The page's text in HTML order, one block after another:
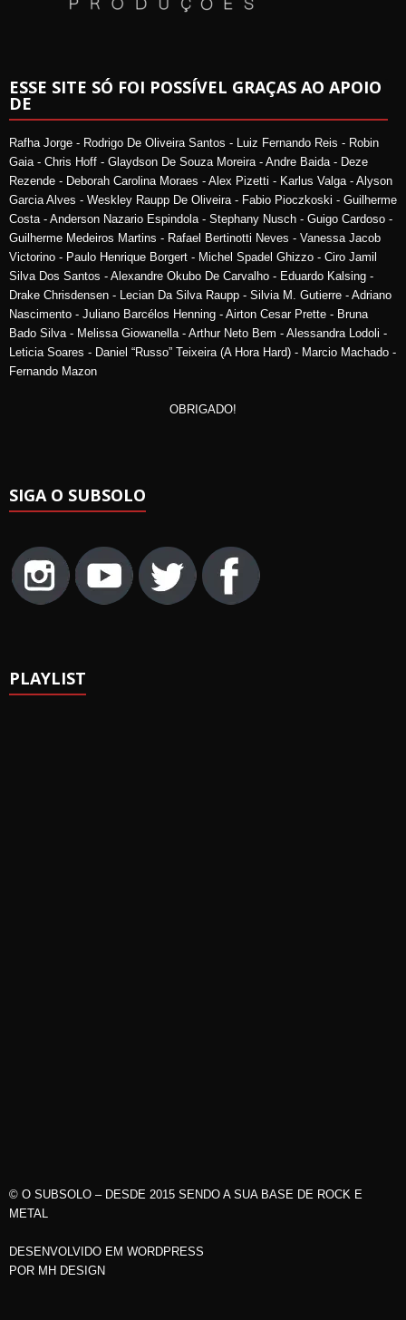
ESSE SITE SÓ FOI POSSÍVEL GRAÇAS AO APOIO
DE
Rafha Jorge - Rodrigo De Oliveira Santos - Luiz Fernando Reis - Robin
Gaia - Chris Hoff - Glaydson De Souza Moreira - Andre Baida - Deze
Rezende - Deborah Carolina Moraes - Alex Pizetti - Karlus Valga - Alyson
Garcia Alves - Weskley Raupp De Oliveira - Fabio Pioczkoski - Guilherme
Costa - Anderson Nazario Espindola - Stephany Nusch - Guigo Cardoso -
Guilherme Medeiros Martins - Rafael Bertinotti Neves - Vanessa Jacob
Victorino - Paulo Henrique Borgert - Michel Spadel Ghizzo - Ciro Jamil
Silva Dos Santos - Alexandre Okubo De Carvalho - Eduardo Kalsing -
Drake Chrisdensen - Lecian Da Silva Raupp - Silvia M. Gutierre - Adriano
Nascimento - Juliano Barcélos Henning - Airton Cesar Prette - Bruna
Bado Silva - Melissa Giowanella - Arthur Neto Bem - Alessandra Lodoli -
Leticia Soares - Daniel “Russo” Teixeira (A Hora Hard) - Marcio Machado -
Fernando Mazon
OBRIGADO!
SIGA O SUBSOLO
PLAYLIST
© O SUBSOLO – DESDE 2015 SENDO A SUA BASE DE ROCK E
METAL
DESENVOLVIDO EM WORDPRESS
POR MH DESIGN